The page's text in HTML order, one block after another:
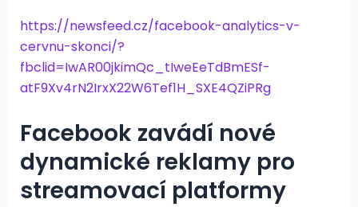
https://newsfeed.cz/facebook-analytics-v-
cervnu-skonci/?
fbclid=IwAR00jkimQc_tIweEeTdBmESf-
atF9Xv4rN2IrxX22W6Tef1H_SXE4QZiPRg
Facebook zavádí nové
dynamické reklamy pro
streamovací platformy